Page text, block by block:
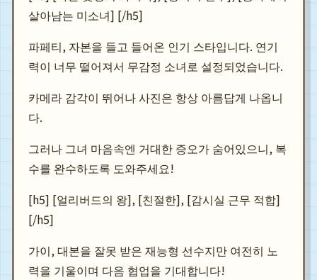
살아남는 미소녀] [/h5]
파페티, 자본을 들고 들어온 인기 스타입니다. 연기
력이 너무 떨어져서 무감정 소녀로 설정되었습니다.
카메라 감각이 뛰어나 사진은 항상 아름답게 나옵니
다.
그러나 그녀 마음속엔 거대한 증오가 숨어있으니, 복
수를 완수하도록 도와주세요!
[h5] [얼리버드의 왕], [친절한], [감시실 근무 적합]
[/h5]
가이, 대본을 잘못 받은 재능형 선수지만 여전히 노
력을 기울이며 다음 협업을 기대합니다!